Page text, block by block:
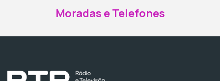
Moradas e Telefones